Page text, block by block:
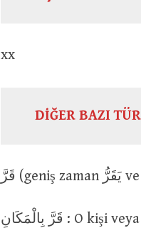
xx
DİĞER BAZI
قَرَّ بِالْمَكَانِ : O kişi veya şey o yerde yerleşti, sağlam, sabit hale geldi, kuruldu;